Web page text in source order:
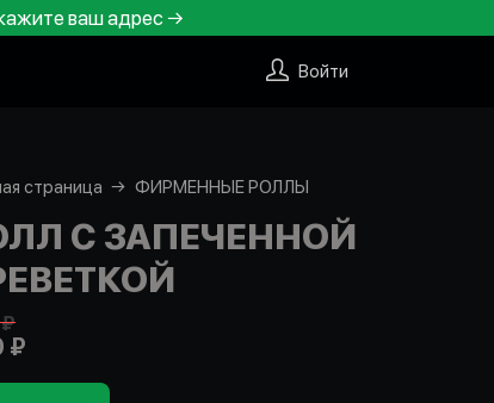
ваш адрес →
Войти
страница ФИРМЕННЫЕ РОЛЛЫ
С ЗАПЕЧЕННОЙ
₽